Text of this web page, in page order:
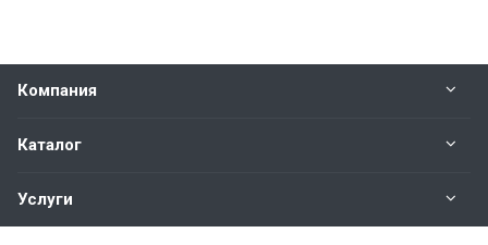
Компания
Каталог
Услуги